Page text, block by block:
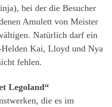
bei der die Besucher
Amulett von Meister
Natürlich darf ein
Kai, Lloyd und Nya
fehlen.
Legoland“
die es im